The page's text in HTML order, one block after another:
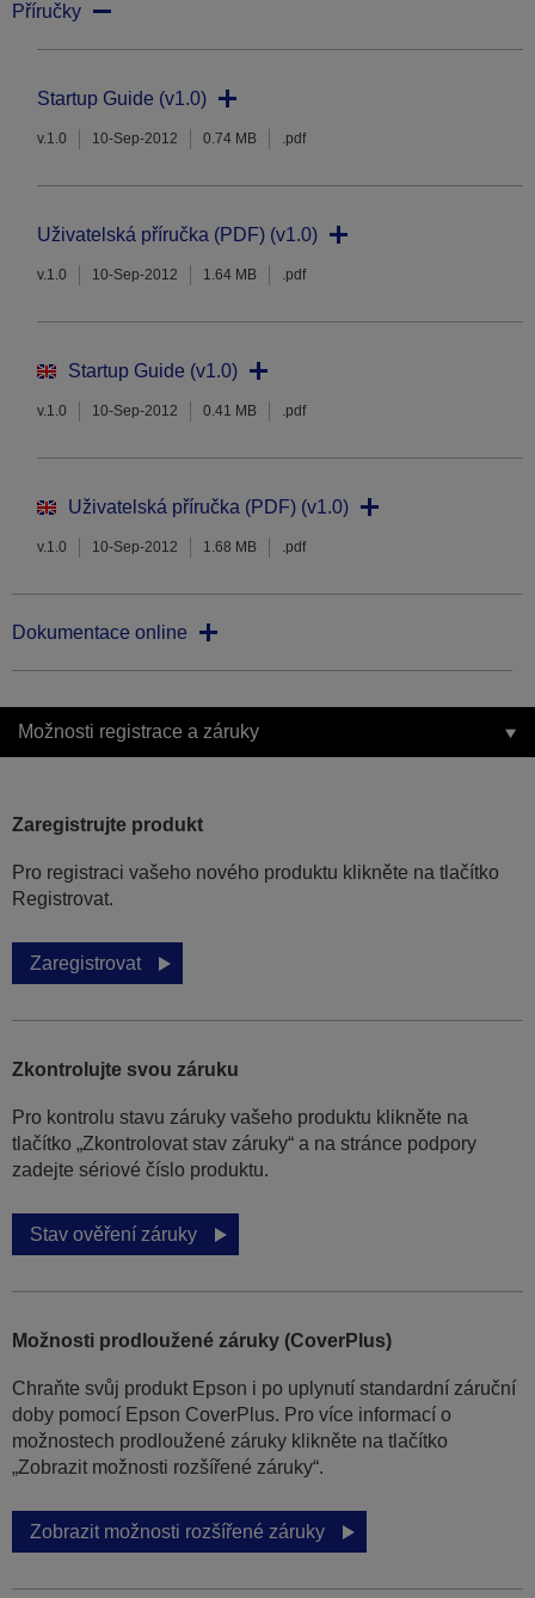
Příručky
Startup Guide (v1.0)
v.1.0 10-Sep-2012 0.74 MB .pdf
Uživatelská příručka (PDF) (v1.0)
v.1.0 10-Sep-2012 1.64 MB .pdf
Startup Guide (v1.0)
v.1.0 10-Sep-2012 0.41 MB .pdf
Uživatelská příručka (PDF) (v1.0)
v.1.0 10-Sep-2012 1.68 MB .pdf
Dokumentace online
Možnosti registrace a záruky
Zaregistrujte produkt
Pro registraci vašeho nového produktu klikněte na tlačítko
Registrovat.
Zaregistrovat
Zkontrolujte svou záruku
Pro kontrolu stavu záruky vašeho produktu klikněte na
tlačítko „Zkontrolovat stav záruky“ a na stránce podpory
zadejte sériové číslo produktu.
Stav ověření záruky
Možnosti prodloužené záruky (CoverPlus)
Chraňte svůj produkt Epson i po uplynutí standardní záruční
doby pomocí Epson CoverPlus. Pro více informací o
možnostech prodloužené záruky klikněte na tlačítko
„Zobrazit možnosti rozšířené záruky“.
Zobrazit možnosti rozšířené záruky